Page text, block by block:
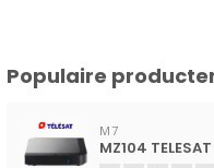
Populaire
M7
MZ104 TELESAT